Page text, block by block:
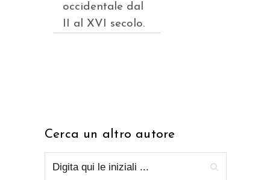
occidentale dal
II al XVI secolo.
Cerca un altro autore